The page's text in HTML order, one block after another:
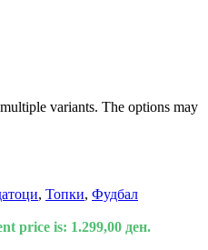
variants. The options may
, Топки, Фудбал
price is: 1.299,00 ден.